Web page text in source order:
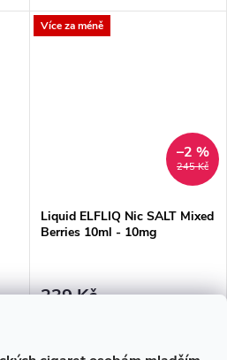
Více za méně
245 Kč
–2 %
Liquid ELFLIQ Nic SALT Mixed
Berries 10ml - 10mg
239 Kč